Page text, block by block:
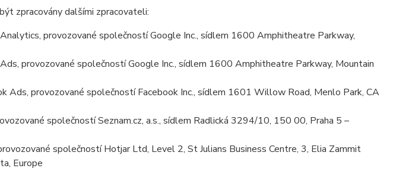
zpracovány dalšími zpracovateli:
provozované společností Google Inc., sídlem 1600 Amphitheatre Parkway,
provozované společností Google Inc., sídlem 1600 Amphitheatre Parkway, Mountain
Ads, provozované společností Facebook Inc., sídlem 1601 Willow Road, Menlo Park, CA
společností Seznam.cz, a.s., sídlem Radlická 3294/10, 150 00, Praha 5 –
společností Hotjar Ltd, Level 2, St Julians Business Centre, 3, Elia Zammit
Europe